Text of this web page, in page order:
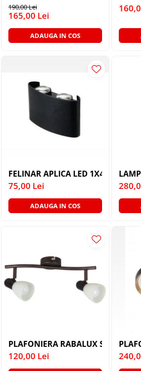
PLAFONIERE MODERNE
VEIOZE MODERNE
LAMPADARE MODERNE
PLAFONIERE CU LED
MINI SPOTURI MAGNETICE &
ACCESORII
LAMPADARE CU LED
SUSPENSII VINTAGE
ACCESORII & CABLU VINTAGE
SUSPENSII COPII
APLICE COPII
LAMPI BAIE
LAMPADARE CRISTAL
VEIOZA VINTAGE
190,00 Lei
165,00 Lei
ADAUGA IN COS
FELINAR APLICA LED 1X4W 4000K
75,00 Lei
ADAUGA IN COS
PLAFONIERA RABALUX SOMA
120,00 Lei